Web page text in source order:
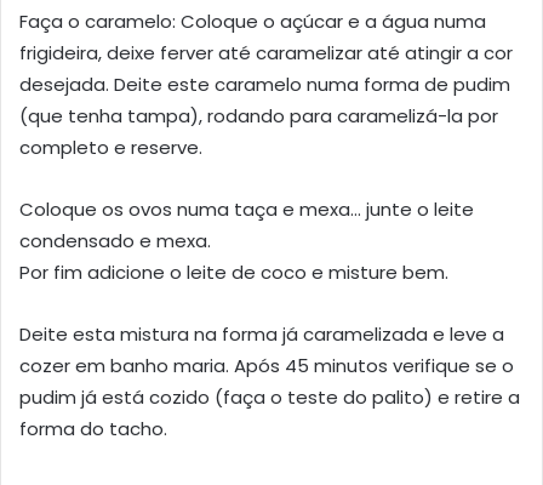
Faça o caramelo: Coloque o açúcar e a água numa
frigideira, deixe ferver até caramelizar até atingir a cor
desejada. Deite este caramelo numa forma de pudim
(que tenha tampa), rodando para caramelizá-la por
completo e reserve.
Coloque os ovos numa taça e mexa… junte o leite
condensado e mexa.
Por fim adicione o leite de coco e misture bem.
Deite esta mistura na forma já caramelizada e leve a
cozer em banho maria. Após 45 minutos verifique se o
pudim já está cozido (faça o teste do palito) e retire a
forma do tacho.